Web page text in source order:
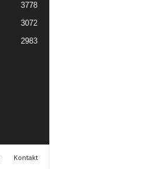
3778
3072
2983
Kontakt